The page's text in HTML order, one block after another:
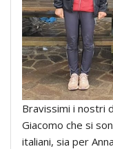
Bravissimi i nostri
Giacomo che si
italiani, sia per